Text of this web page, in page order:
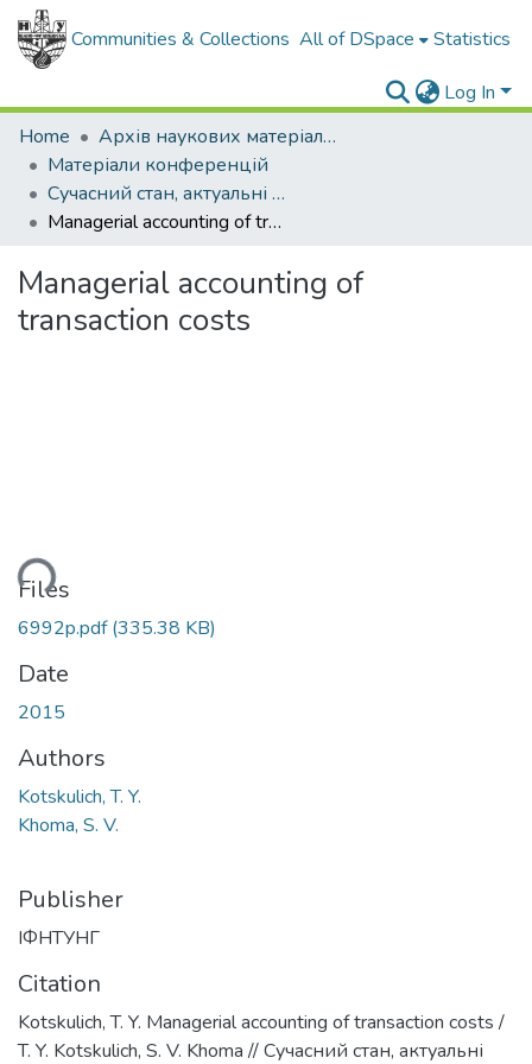
Communities & Collections All of DSpace Statistics
Log In
Home
Архів наукових матеріалів
Матеріали конференцій
Сучасний стан, актуальні проблеми та перспективи розвитку обліку, контролю та аналізу
Managerial accounting of transaction costs
Managerial accounting of
transaction costs
Files
6992p.pdf(335.38 KB)
Date
2015
Authors
Kotskulich, T. Y.
Khoma, S. V.
Publisher
ІФНТУНГ
Citation
Kotskulich, T. Y. Managerial accounting of transaction costs /
T. Y. Kotskulich, S. V. Khoma // Сучасний стан, актуальні